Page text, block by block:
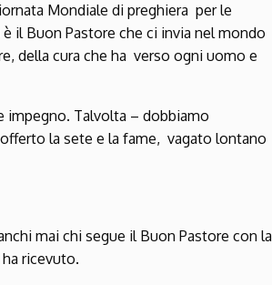
Mondiale di preghiera per le
il Buon Pastore che ci invia nel mondo
della cura che ha verso ogni uomo e
impegno. Talvolta – dobbiamo
la sete e la fame, vagato lontano
mai chi segue il Buon Pastore con la
ricevuto.